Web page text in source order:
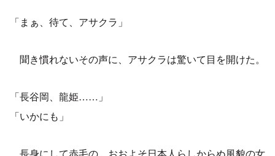
「まぁ、待て、アサクラ」
聞き慣れないその声に、アサクラは驚いて目を開けた。
「長谷岡、龍姫……」
「いかにも」
長身にして赤毛の、おおよそ日本人らしからぬ風貌の女